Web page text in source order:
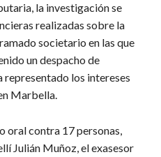
la investigación se
realizadas sobre la
societario en las que
un despacho de
los intereses
Marbella.
oral contra 17 personas,
Julián Muñoz, el exasesor